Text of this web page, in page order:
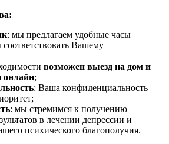
: мы предлагаем удобные часы
Вашему
возможен выезд на дом и
онлайн;
: Ваша конфиденциальность
: мы стремимся к получению
в лечении депрессии и
психического благополучия.